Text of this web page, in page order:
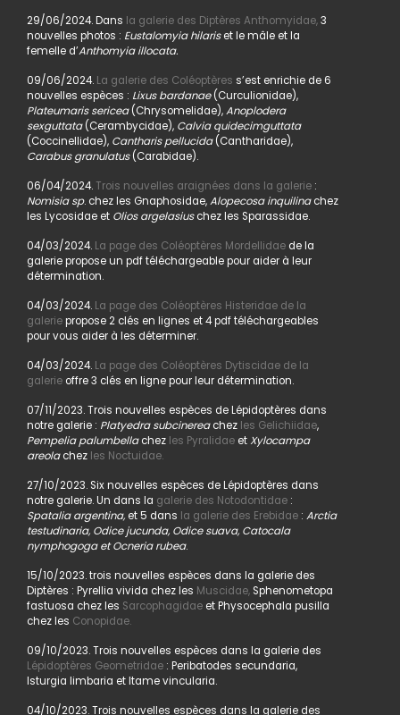
29/06/2024. Dans la galerie des Diptères Anthomyidae,3
nouvelles photos : Eustalomyia hilariset le mâle et la
femelle d’Anthomyia illocata.
09/06/2024.La galerie des Coléoptères s’est enrichie de 6
nouvelles espèces : Lixus bardanae(Curculionidae),
Plateumaris sericea(Chrysomelidae),Anoplodera
sexguttata(Cerambycidae), Calvia quidecimguttata
(Coccinellidae), Cantharis pellucida(Cantharidae),
Carabus granulatus(Carabidae).
06/04/2024.Trois nouvelles araignées dans la galerie:
Nomisia sp. chez les Gnaphosidae,Alopecosa inquilinachez
les Lycosidae et Olios argelasiuschez les Sparassidae.
04/03/2024. La page des Coléoptères Mordellidaede la
galerie propose un pdf téléchargeable pour aider à leur
détermination.
04/03/2024. La page des Coléoptères Histeridae de la
galeriepropose 2 clés en lignes et 4 pdf téléchargeables
pour vous aider à les déterminer.
04/03/2024. La page des Coléoptères Dytiscidae de la
galerieoffre 3 clés en ligne pour leur détermination.
07/11/2023. Trois nouvelles espèces de Lépidoptères dans
notre galerie : Platyedra subcinereachez les Gelichiidae,
Pempelia palumbellachez les PyralidaeetXylocampa
areolachez les Noctuidae.
27/10/2023. Six nouvelles espèces de Lépidoptères dans
notre galerie. Un dans la galerie des Notodontidae:
Spatalia argentina, et 5 dans la galerie des Erebidae: Arctia
testudinaria, Odice jucunda, Odice suava, Catocala
nymphogoga et Ocneria rubea.
15/10/2023. trois nouvelles espèces dans la galerie des
Diptères : Pyrellia vivida chez les Muscidae,Sphenometopa
fastuosa chez les Sarcophagidaeet Physocephala pusilla
chez les Conopidae.
09/10/2023. Trois nouvelles espèces dans la galerie des
Lépidoptères Geometridae: Peribatodes secundaria,
Isturgia limbaria et Itame vincularia.
04/10/2023. Trois nouvelles espèces dans la galerie des